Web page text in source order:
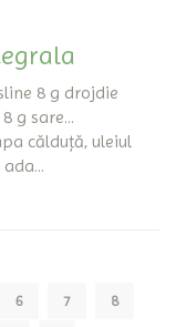
8 g drojdie
g sare...
călduță, uleiul
6 7 8